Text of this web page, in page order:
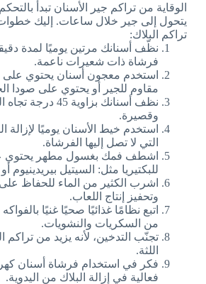
الوقاية من تراكم جير الأسنان تبدأ
يتحول إلى جير خلال ساعات. إليك
تراكم البلاك:
نظّف أسنانك مرتين يوميًا لمدة
فرشاة ذات شعيرات ناعمة.
استخدم معجون أسنان يحتوي على
مقاوم للجير أو يحتوي على صودا
نظف أسنانك بزاوية
وقصيرة.
استخدم خيط الأسنان يوميًا لإزالة
التي لا تصل إليها الفرشاة.
اشطف فمك بغسول مطهر يحتوي
للبكتيريا مثل: السيتيل بيريدينيوم
اشرب الكثير من الماء للحفاظ
وتحفيز إنتاج اللعاب.
اتبع نظامًا غذائيًا صحيًا غنيًا
من السكريات والنشويات.
تجنّب التدخين، لأنه يزيد من
اللثة.
فكر في استخدام فرشاة أسنان
فعالية في إزالة البلاك من اليدوية.